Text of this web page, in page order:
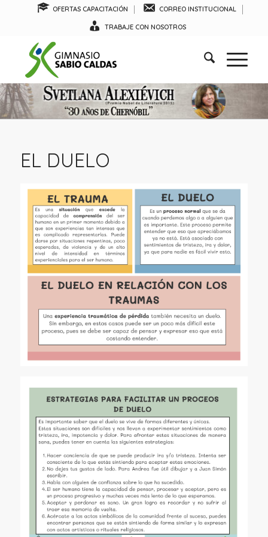
OFERTAS CAPACITACIÓN CORREO INSTITUCIONAL
TRABAJE CON NOSOTROS
EL DUELO